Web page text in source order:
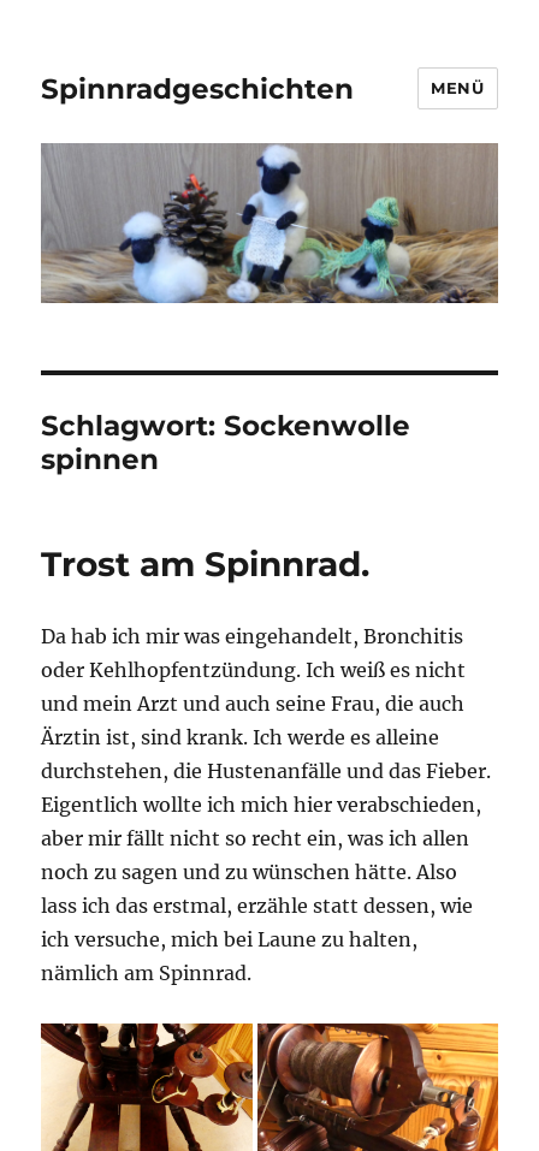
Spinnradgeschichten MENÜ
Schlagwort:Sockenwolle
spinnen
Trost am Spinnrad.
Da hab ich mir was eingehandelt, Bronchitis
oder Kehlhopfentzündung. Ich weiß es nicht
und mein Arzt und auch seine Frau, die auch
Ärztin ist, sind krank. Ich werde es alleine
durchstehen, die Hustenanfälle und das Fieber.
Eigentlich wollte ich mich hier verabschieden,
aber mir fällt nicht so recht ein, was ich allen
noch zu sagen und zu wünschen hätte. Also
lass ich das erstmal, erzähle statt dessen, wie
ich versuche, mich bei Laune zu halten,
nämlich am Spinnrad.